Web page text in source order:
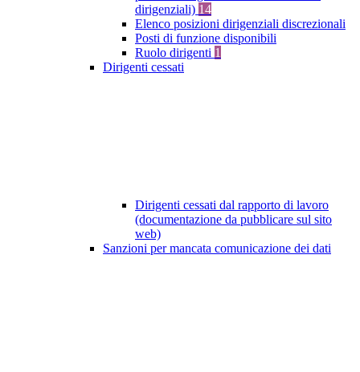
dirigenziali) 14
Elenco posizioni dirigenziali discrezionali
Posti di funzione disponibili
Ruolo dirigenti 1
Dirigenti cessati
Dirigenti cessati dal rapporto di lavoro
(documentazione da pubblicare sul sito
web)
Sanzioni per mancata comunicazione dei dati